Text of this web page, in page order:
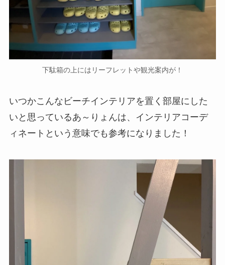
下駄箱の上にはリーフレットや観光案内が！
いつかこんなビーチインテリアを置く部屋にした
いと思っているあ～りょんは、インテリアコーデ
ィネートという意味でも参考になりました！